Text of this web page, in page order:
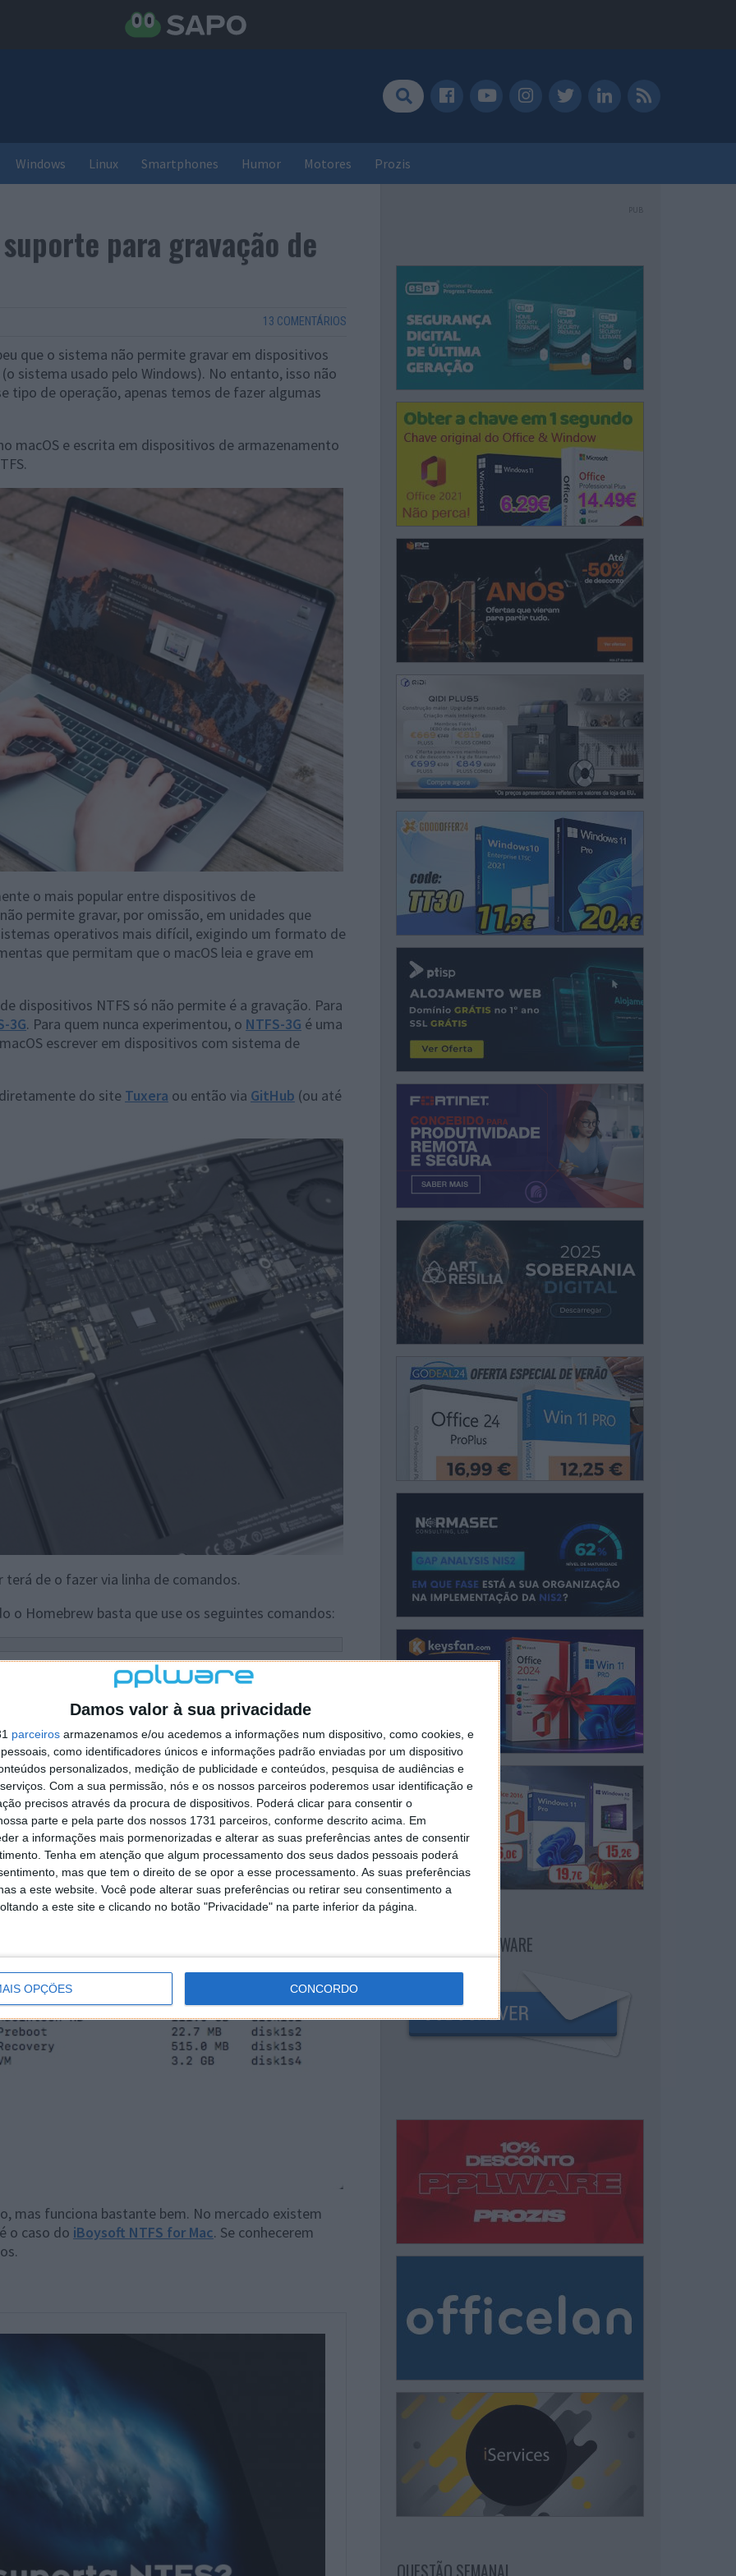
Damos valor à sua privacidade
parceiros armazenamos e/ou acedemos a informações num dispositivo, como cookies, e
como identificadores únicos e informações padrão enviadas por um dispositivo
personalizados, medição de publicidade e conteúdos, pesquisa de audiências e
Com a sua permissão, nós e os nossos parceiros poderemos usar identificação e
precisos através da procura de dispositivos. Poderá clicar para consentir o
parte e pela parte dos nossos 1731 parceiros, conforme descrito acima. Em
a informações mais pormenorizadas e alterar as suas preferências antes de consentir
Tenha em atenção que algum processamento dos seus dados pessoais poderá
mas que tem o direito de se opor a esse processamento. As suas preferências
a este website. Você pode alterar suas preferências ou retirar seu consentimento a
a este site e clicando no botão "Privacidade" na parte inferior da página.
OPÇÕES CONCORDO
Windows Linux Smartphones Humor Motores Prozis
para gravação de
13 COMENTÁRIOS
que o sistema não permite gravar em dispositivos
sistema usado pelo Windows). No entanto, isso não
tipo de operação, apenas temos de fazer algumas
macOS e escrita em dispositivos de armazenamento
o mais popular entre dispositivos de
permite gravar, por omissão, em unidades que
operativos mais difícil, exigindo um formato de
que permitam que o macOS leia e grave em
dispositivos NTFS só não permite é a gravação. Para
3G. Para quem nunca experimentou, o NTFS-3G é uma
escrever em dispositivos com sistema de
do site Tuxera ou então via GitHub (ou até
de o fazer via linha de comandos.
o Homebrew basta que use os seguintes comandos:
onde vamos montar a nossa drive NTFS e depois
ter o conteúdo da nossa drive nesse diretório (que
/Volumes/NTFS -olocal -oallow_other
basta que use o comandodiskutil list.
mas funciona bastante bem. No mercado existem
o caso do iBoysoft NTFS for Mac. Se conhecerem
PUB
NEWSLETTER PPLWARE